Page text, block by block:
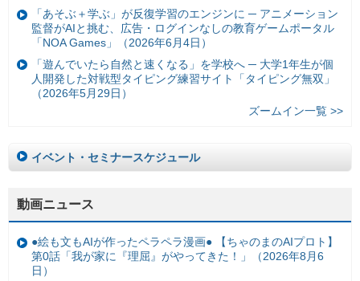
「あそぶ＋学ぶ」が反復学習のエンジンに ─ アニメーション
監督がAIと挑む、広告・ログインなしの教育ゲームポータル
「NOA Games」（2026年6月4日）
「遊んでいたら自然と速くなる」を学校へ ─ 大学1年生が個
人開発した対戦型タイピング練習サイト「タイピング無双」
（2026年5月29日）
ズームイン一覧 >>
イベント・セミナースケジュール
動画ニュース
●絵も文もAIが作ったペラペラ漫画● 【ちゃのまのAIプロト】
第0話「我が家に『理屈』がやってきた！」（2026年8月6
日）